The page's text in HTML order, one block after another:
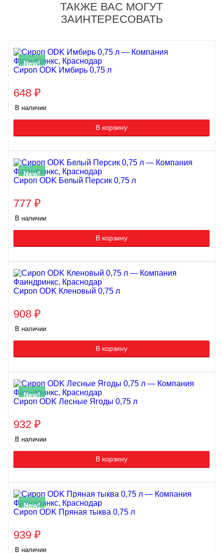
ТАКЖЕ ВАС МОГУТ
ЗАИНТЕРЕСОВАТЬ
New!
Сироп ODK Имбирь 0,75 л
648 ₽
В наличии
В корзину
New!
Сироп ODK Белый Персик 0,75 л
777 ₽
В наличии
В корзину
Сироп ODK Кленовый 0,75 л
908 ₽
В наличии
В корзину
New!
Сироп ODK Лесные Ягоды 0,75 л
932 ₽
В наличии
В корзину
New!
Сироп ODK Пряная тыква 0,75 л
939 ₽
В наличии